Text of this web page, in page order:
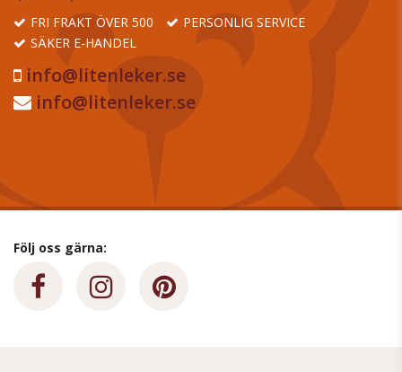
FRI FRAKT ÖVER 500
PERSONLIG SERVICE
SÄKER E-HANDEL
info@litenleker.se
info@litenleker.se
Följ oss gärna: